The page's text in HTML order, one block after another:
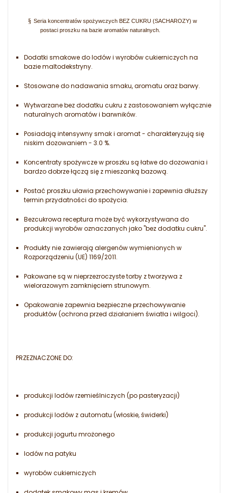
§ Seria koncentratów spożywczych BEZ CUKRU (SACHAROZY) w
postaci proszku na bazie aromatów naturalnych.
Dodatki smakowe do lodów i wyrobów cukierniczych na
bazie maltodekstryny.
Stosowane do nadawania smaku, aromatu oraz barwy.
Wytwarzane bez dodatku cukru z zastosowaniem wyłącznie
naturalnych aromatów i barwników.
Posiadają intensywny smak i aromat - charakteryzują się
niskim dozowaniem - 3.0 %.
Koncentraty spożywcze w proszku są łatwe do dozowania i
bardzo dobrze łączą się z mieszanką bazową.
Postać proszku uławia przechowywanie i zapewnia dłuższy
termin przydatności do spożycia.
Bezcukrowa receptura może być wykorzystywana do
produkcji wyrobów oznaczanych jako "bez dodatku cukru".
Produkty nie zawierają alergenów wymienionych w
Rozporządzeniu (UE) 1169/2011.
Pakowane są w nieprzezroczyste torby z tworzywa z
wielorazowym zamknięciem strunowym.
Opakowanie zapewnia bezpieczne przechowywanie
produktów (ochrona przed działaniem światła i wilgoci).
PRZEZNACZONE DO:
produkcji lodów rzemieślniczych (po pasteryzacji)
produkcji lodów z automatu (włoskie, świderki)
produkcji jogurtu mrożonego
lodów na patyku
wyrobów cukierniczych